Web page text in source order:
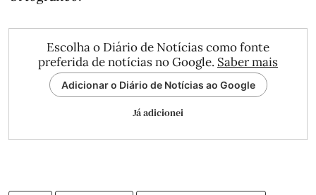
Escolha o Diário de Notícias como fonte
preferida de notícias no Google. Saber mais
Adicionar o Diário de Notícias ao Google
Já adicionei